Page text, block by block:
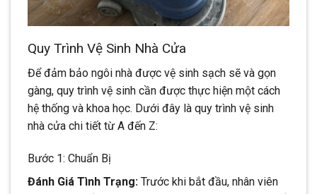
Quy Trình Vệ Sinh Nhà Cửa
Để đảm bảo ngôi nhà được vệ sinh sạch sẽ và gọn
gàng, quy trình vệ sinh cần được thực hiện một cách
hệ thống và khoa học. Dưới đây là quy trình vệ sinh
nhà cửa chi tiết từ A đến Z:
Bước 1: Chuẩn Bị
Đánh Giá Tình Trạng: Trước khi bắt đầu, nhân viên